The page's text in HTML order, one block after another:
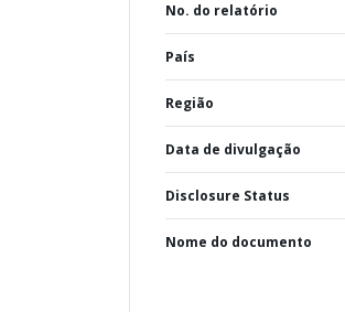
No. do relatório
País
Região
Data de divulgação
Disclosure Status
Nome do documento